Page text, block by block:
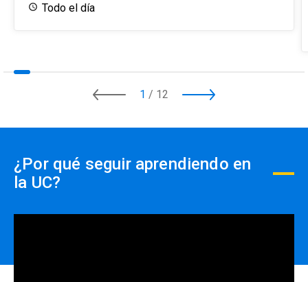
Todo el día
1 / 12
¿Por qué seguir aprendiendo en
la UC?